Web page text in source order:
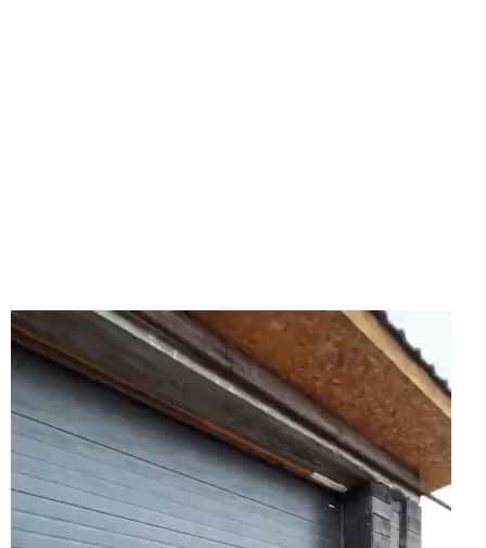
動
画
プ
レ
ヤ
ー